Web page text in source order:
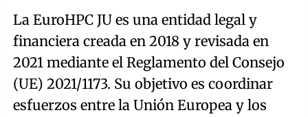
La EuroHPC JU es una entidad legal y
financiera creada en 2018 y revisada en
2021 mediante el Reglamento del Consejo
(UE) 2021/1173. Su objetivo es coordinar
esfuerzos entre la Unión Europea y los